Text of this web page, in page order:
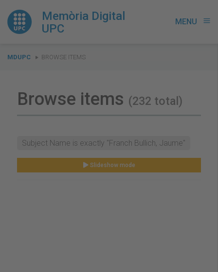
Memòria Digital
UPC
MENU menu
You
MDUPC BROWSE ITEMS
Browse items (232 total)
Subject Name is exactly "Franch Bullich, Jaume"
Slideshow mode